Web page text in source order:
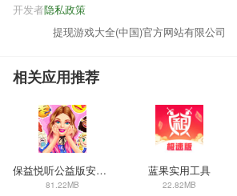
隐私政策
开发者
提现游戏大全(中国)官方网站有限公司
相关应用推荐
保益悦听公益版安卓版
81.22MB
蓝果实用工具
22.82MB